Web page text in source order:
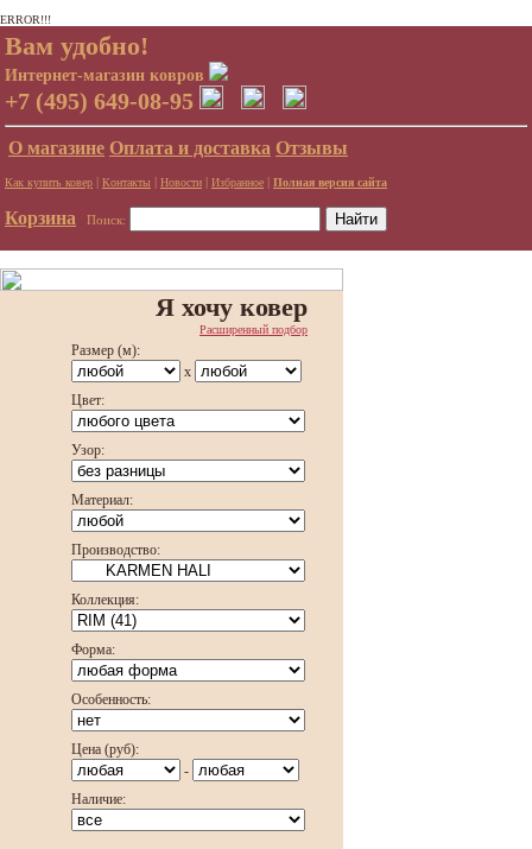
ERROR!!!
Вам удобно!
Интернет-магазин ковров
+7 (495) 649-08-95
О магазине Оплата и доставка Отзывы
Как купить ковер | Контакты | Новости | Избранное | Полная версия сайта
Корзина Поиск:
Я хочу ковер
Расширенный подбор
Размер (м):
x
Цвет:
Узор:
Материал:
Производство:
Коллекция:
Форма:
Особенность:
Цена (руб):
-
Наличие: